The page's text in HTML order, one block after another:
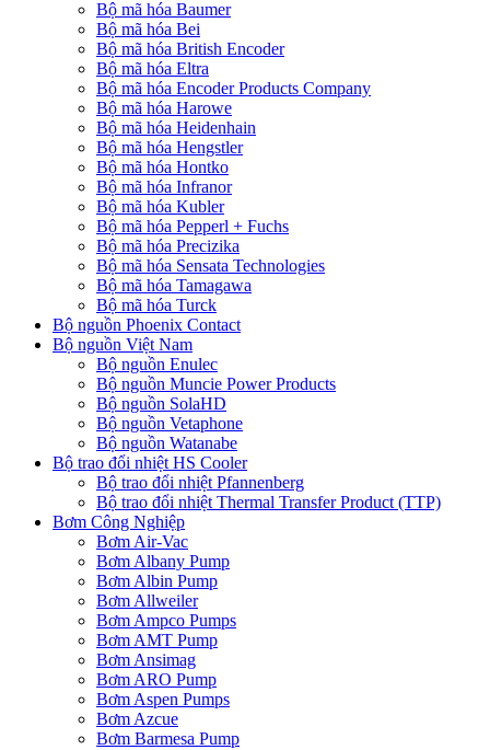
Bộ mã hóa Baumer
Bộ mã hóa Bei
Bộ mã hóa British Encoder
Bộ mã hóa Eltra
Bộ mã hóa Encoder Products Company
Bộ mã hóa Harowe
Bộ mã hóa Heidenhain
Bộ mã hóa Hengstler
Bộ mã hóa Hontko
Bộ mã hóa Infranor
Bộ mã hóa Kubler
Bộ mã hóa Pepperl + Fuchs
Bộ mã hóa Precizika
Bộ mã hóa Sensata Technologies
Bộ mã hóa Tamagawa
Bộ mã hóa Turck
Bộ nguồn Phoenix Contact
Bộ nguồn Việt Nam
Bộ nguồn Enulec
Bộ nguồn Muncie Power Products
Bộ nguồn SolaHD
Bộ nguồn Vetaphone
Bộ nguồn Watanabe
Bộ trao đổi nhiệt HS Cooler
Bộ trao đổi nhiệt Pfannenberg
Bộ trao đổi nhiệt Thermal Transfer Product (TTP)
Bơm Công Nghiệp
Bơm Air-Vac
Bơm Albany Pump
Bơm Albin Pump
Bơm Allweiler
Bơm Ampco Pumps
Bơm AMT Pump
Bơm Ansimag
Bơm ARO Pump
Bơm Aspen Pumps
Bơm Azcue
Bơm Barmesa Pump